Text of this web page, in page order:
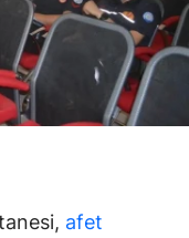
afet